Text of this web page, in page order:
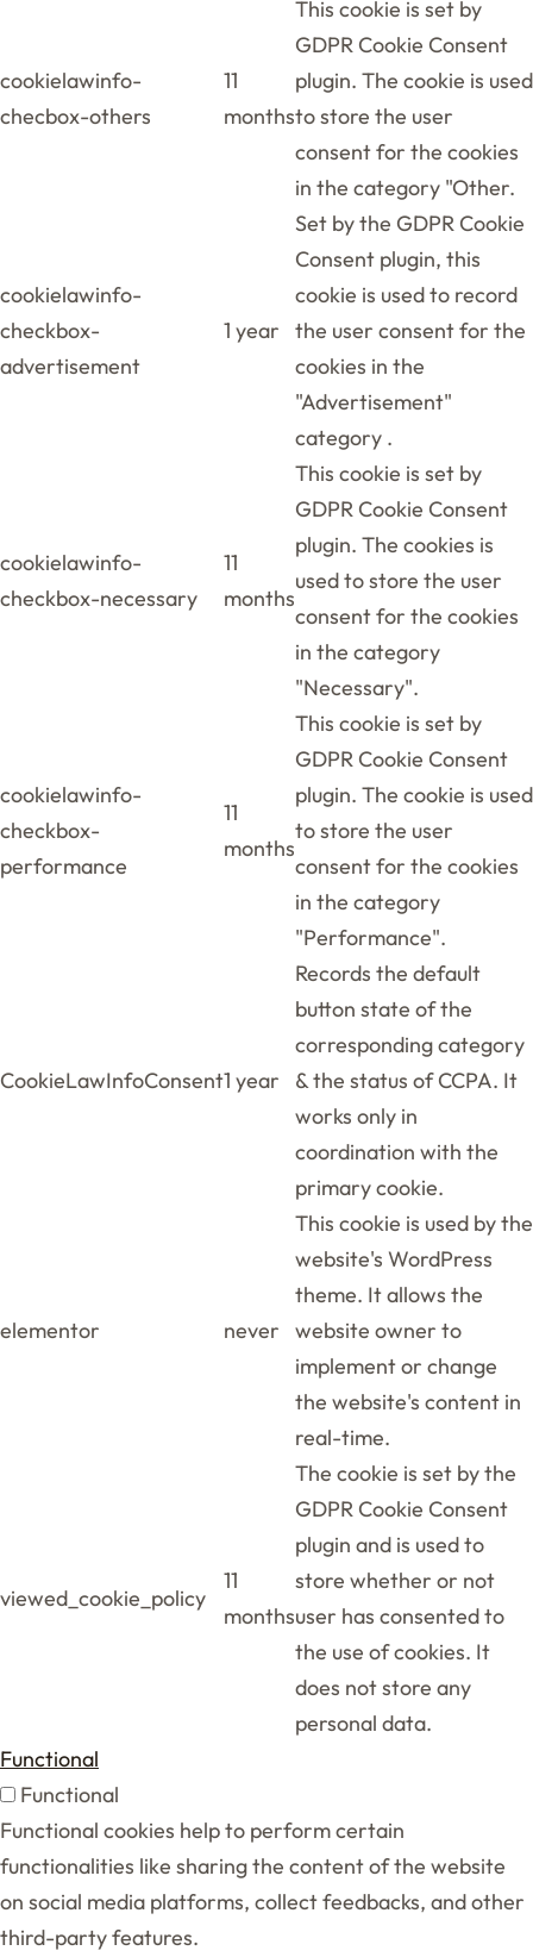
cookielawinfo-
checbox-others
11
months
This cookie is set by
GDPR Cookie Consent
plugin. The cookie is used
to store the user
consent for the cookies
in the category "Other.
cookielawinfo-
checkbox-
advertisement
1 year
Set by the GDPR Cookie
Consent plugin, this
cookie is used to record
the user consent for the
cookies in the
"Advertisement"
category .
cookielawinfo-
checkbox-necessary
11
months
This cookie is set by
GDPR Cookie Consent
plugin. The cookies is
used to store the user
consent for the cookies
in the category
"Necessary".
cookielawinfo-
checkbox-
performance
11
months
This cookie is set by
GDPR Cookie Consent
plugin. The cookie is used
to store the user
consent for the cookies
in the category
"Performance".
CookieLawInfoConsent1 year
Records the default
button state of the
corresponding category
& the status of CCPA. It
works only in
coordination with the
primary cookie.
elementor never
This cookie is used by the
website's WordPress
theme. It allows the
website owner to
implement or change
the website's content in
real-time.
viewed_cookie_policy
11
months
The cookie is set by the
GDPR Cookie Consent
plugin and is used to
store whether or not
user has consented to
the use of cookies. It
does not store any
personal data.
Functional
Functional
Functional cookies help to perform certain
functionalities like sharing the content of the website
on social media platforms, collect feedbacks, and other
third-party features.